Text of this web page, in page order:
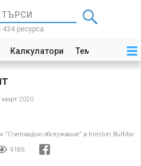
434 ресурса
Калкулатори Теми Закони
март 2020
обслужване" в Kreston BulMar
9186